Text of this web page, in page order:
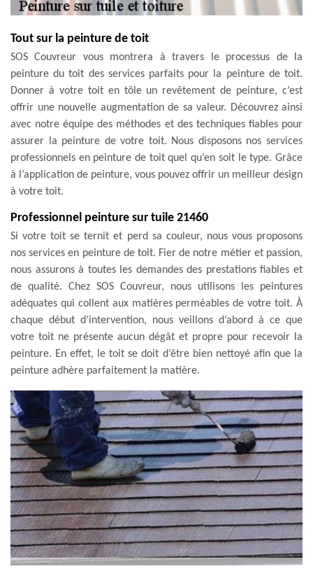
Tout sur la peinture de toit
SOS Couvreur vous montrera à travers le processus de la
peinture du toit des services parfaits pour la peinture de toit.
Donner à votre toit en tôle un revêtement de peinture, c’est
offrir une nouvelle augmentation de sa valeur. Découvrez ainsi
avec notre équipe des méthodes et des techniques fiables pour
assurer la peinture de votre toit. Nous disposons nos services
professionnels en peinture de toit quel qu’en soit le type. Grâce
à l’application de peinture, vous pouvez offrir un meilleur design
à votre toit.
Professionnel peinture sur tuile 21460
Si votre toit se ternit et perd sa couleur, nous vous proposons
nos services en peinture de toit. Fier de notre métier et passion,
nous assurons à toutes les demandes des prestations fiables et
de qualité. Chez SOS Couvreur, nous utilisons les peintures
adéquates qui collent aux matières perméables de votre toit. À
chaque début d’intervention, nous veillons d’abord à ce que
votre toit ne présente aucun dégât et propre pour recevoir la
peinture. En effet, le toit se doit d’être bien nettoyé afin que la
peinture adhère parfaitement la matière.